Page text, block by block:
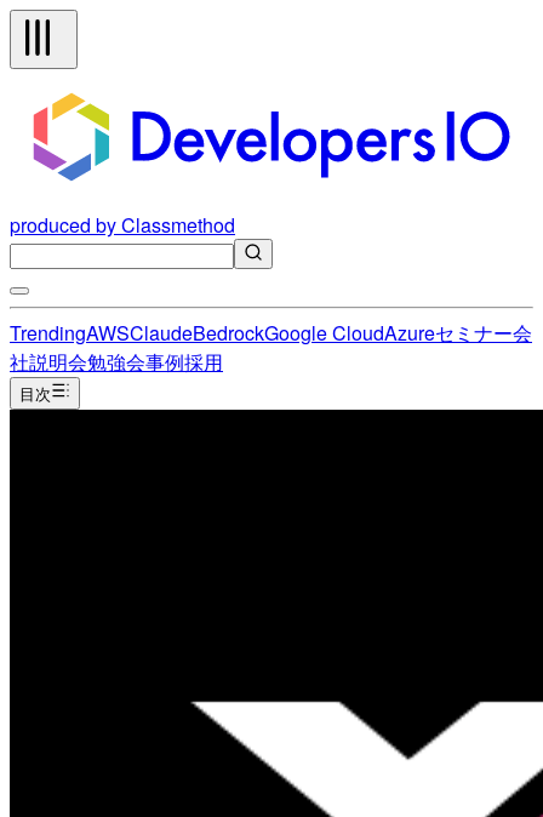
produced by Classmethod
TrendingAWSClaudeBedrockGoogle CloudAzureセミナー会
社説明会勉強会事例採用
目次